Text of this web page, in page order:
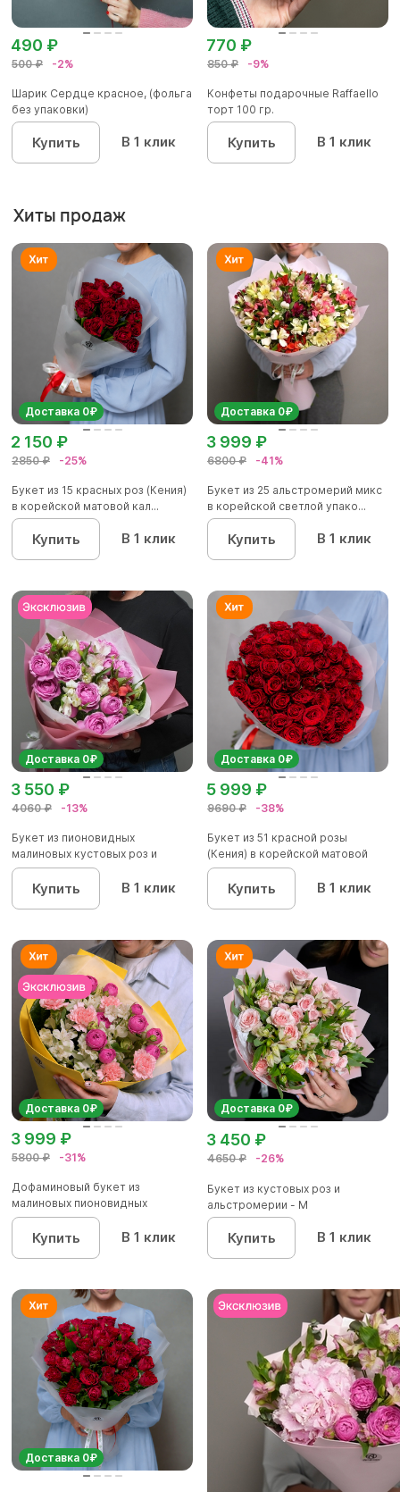
500 ₽ -2%
490 ₽
Шарик Сердце красное, (фольга
без упаковки)
Купить В 1 клик
850 ₽ -9%
770 ₽
Конфеты подарочные Raffaello
торт 100 гр.
Купить В 1 клик
Хиты продаж
Доставка 0₽
2850 ₽ -25%
2 150 ₽
Букет из 15 красных роз (Кения)
в корейской матовой кал...
Купить В 1 клик
Доставка 0₽
6800 ₽ -41%
3 999 ₽
Букет из 25 альстромерий микс
в корейской светлой упако...
Купить В 1 клик
Доставка 0₽
4060 ₽ -13%
3 550 ₽
Букет из пионовидных
малиновых кустовых роз и
альстроме...
Купить В 1 клик
Доставка 0₽
9690 ₽ -38%
5 999 ₽
Букет из 51 красной розы
(Кения) в корейской матовой
уп...
Купить В 1 клик
Доставка 0₽
5800 ₽ -31%
3 999 ₽
Дофаминовый букет из
малиновых пионовидных
кустовых роз...
Купить В 1 клик
Доставка 0₽
4650 ₽ -26%
3 450 ₽
Букет из кустовых роз и
альстромерии - М
Купить В 1 клик
Доставка 0₽